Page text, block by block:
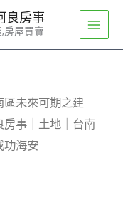
良房事
房屋買賣
未來可期之建
事｜土地｜台南
功海安